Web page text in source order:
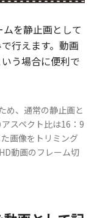
を静止画として
行えます。動画
う場合に便利で
め、通常の静止画と
スペクト比は16：9
画像をトリミング
動画のフレーム切